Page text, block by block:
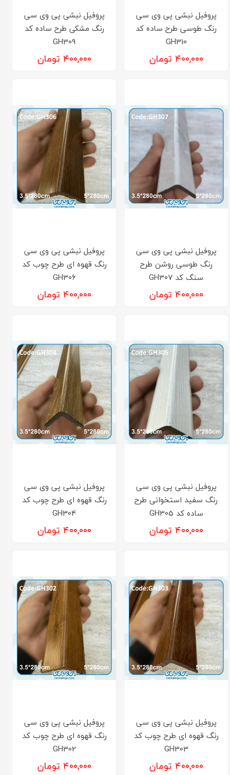
پروفیل نبشی پی وی سی
رنگ طوسی طرح ساده کد
GH310
۴۰۰,۰۰۰ تومان
پروفیل نبشی پی وی سی
رنگ مشکی طرح ساده کد
GH309
۴۰۰,۰۰۰ تومان
پروفیل نبشی پی وی سی
رنگ طوسی روشن طرح
سنگ کد GH307
۴۰۰,۰۰۰ تومان
پروفیل نبشی پی وی سی
رنگ قهوه ای طرح چوب کد
GH306
۴۰۰,۰۰۰ تومان
پروفیل نبشی پی وی سی
رنگ سفید استخوانی طرح
ساده کد GH305
۴۰۰,۰۰۰ تومان
پروفیل نبشی پی وی سی
رنگ قهوه ای طرح چوب کد
GH304
۴۰۰,۰۰۰ تومان
پروفیل نبشی پی وی سی
رنگ قهوه ای طرح چوب کد
GH303
۴۰۰,۰۰۰ تومان
پروفیل نبشی پی وی سی
رنگ قهوه ای طرح چوب کد
GH302
۴۰۰,۰۰۰ تومان